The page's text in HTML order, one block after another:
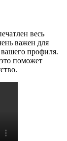
весь
важен для
профиля.
поможет